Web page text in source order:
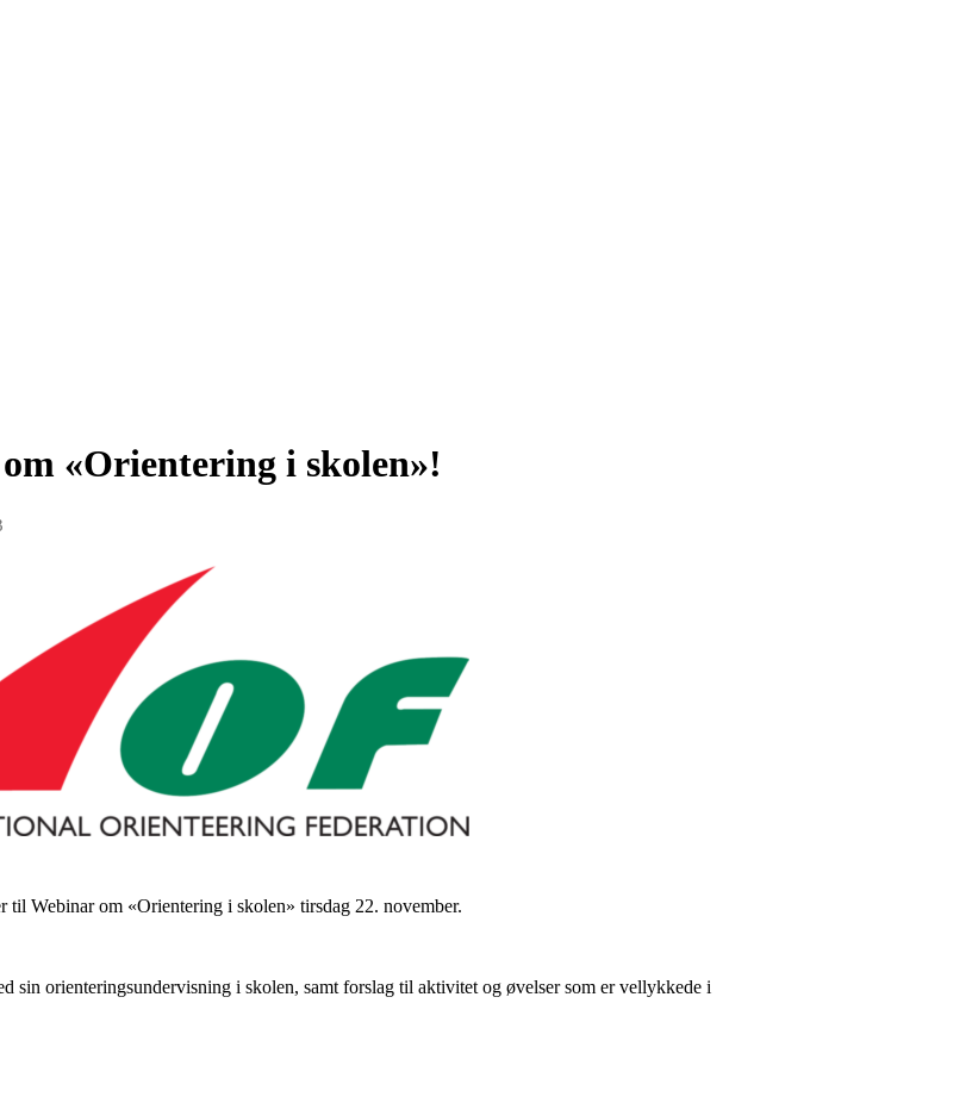
«Orientering i skolen»!
Webinar om «Orientering i skolen» tirsdag 22. november.
sin orienteringsundervisning i skolen, samt forslag til aktivitet og øvelser som er vellykkede i